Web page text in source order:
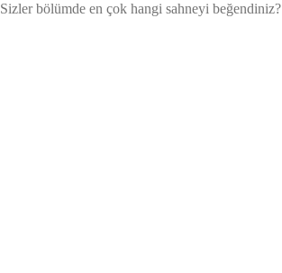
Sizler bölümde en çok hangi sahneyi beğendiniz?